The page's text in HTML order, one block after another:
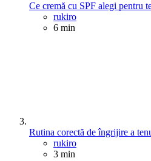
Ce cremă cu SPF alegi pentru
Posted
rukiro
6 min
Rutina corectă de îngrijire a
Posted
rukiro
3 min